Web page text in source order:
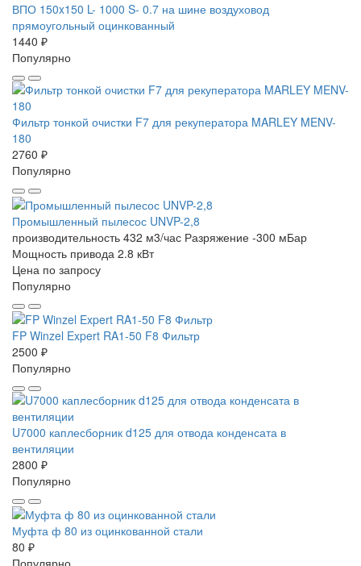
ВПО 150x150 L- 1000 S- 0.7 на шине воздуховод
прямоугольный оцинкованный
1440 ₽
Популярно
Фильтр тонкой очистки F7 для рекуператора MARLEY MENV-
180
2760 ₽
Популярно
Промышленный пылесос UNVP-2,8
производительность 432 м3/час Разряжение -300 мБар
Мощность привода 2.8 кВт
Цена по запросу
Популярно
FP Winzel Expert RA1-50 F8 Фильтр
2500 ₽
Популярно
U7000 каплесборник d125 для отвода конденсата в
вентиляции
2800 ₽
Популярно
Муфта ф 80 из оцинкованной стали
80 ₽